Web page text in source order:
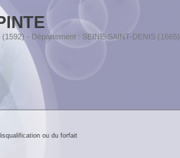
- Département : SEINE-SAINT-DENIS (1665)
ou du forfait